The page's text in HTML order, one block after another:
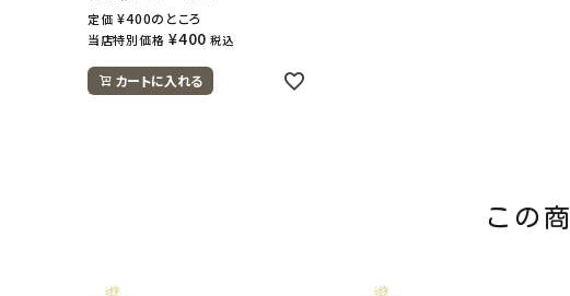
定価 ¥400のところ
当店特別価格 ¥400 税込
カートに入れる
この